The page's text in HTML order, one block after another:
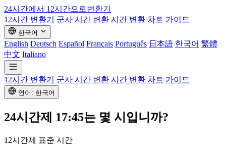
24시간에서 12시간으로변환기
12시간 변환기
군사 시간 변환 시간 변환 차트 가이드
한국어
English Deutsch Español Français Português 日本語 한국어 繁體
中文 Italiano
12시간 변환기 군사 시간 변환 시간 변환 차트 가이드
언어: 한국어
24시간제 17:45는 몇 시입니까?
12시간제 표준 시간